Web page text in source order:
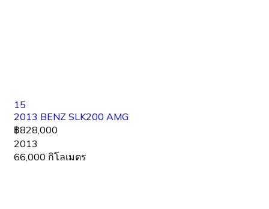
15
2013 BENZ SLK200 AMG
฿828,000
2013
66,000 กิโลเมตร